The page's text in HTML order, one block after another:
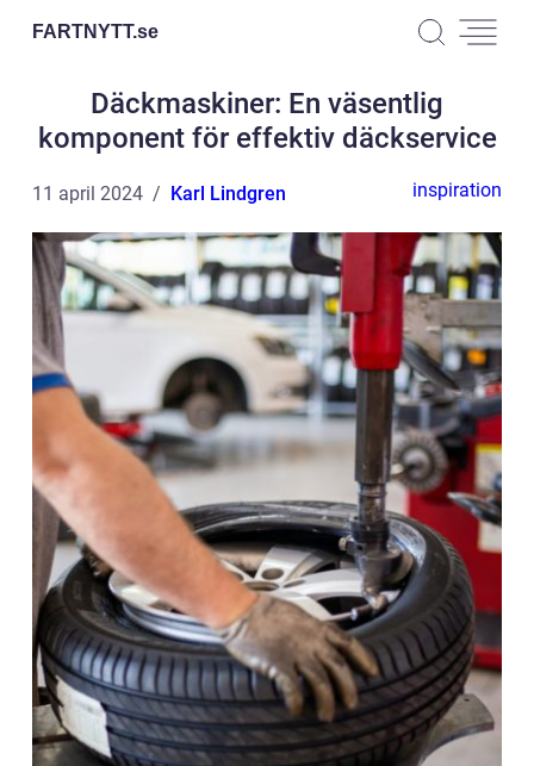
FARTNYTT.se
Däckmaskiner: En väsentlig
komponent för effektiv däckservice
11 april 2024 Karl Lindgren inspiration